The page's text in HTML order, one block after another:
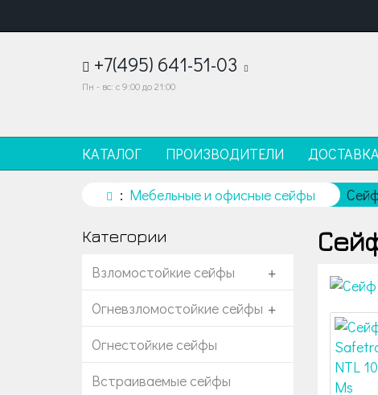
+7(495) 641-51-03
Пн - вс: с 9:00 до 21:00
КАТАЛОГ ПРОИЗВОДИТЕЛИ
Мебельные и офисные сейфы
Категории
Взломостойкие сейфы +
Огневзломостойкие сейфы +
Огнестойкие сейфы
Встраиваемые сейфы